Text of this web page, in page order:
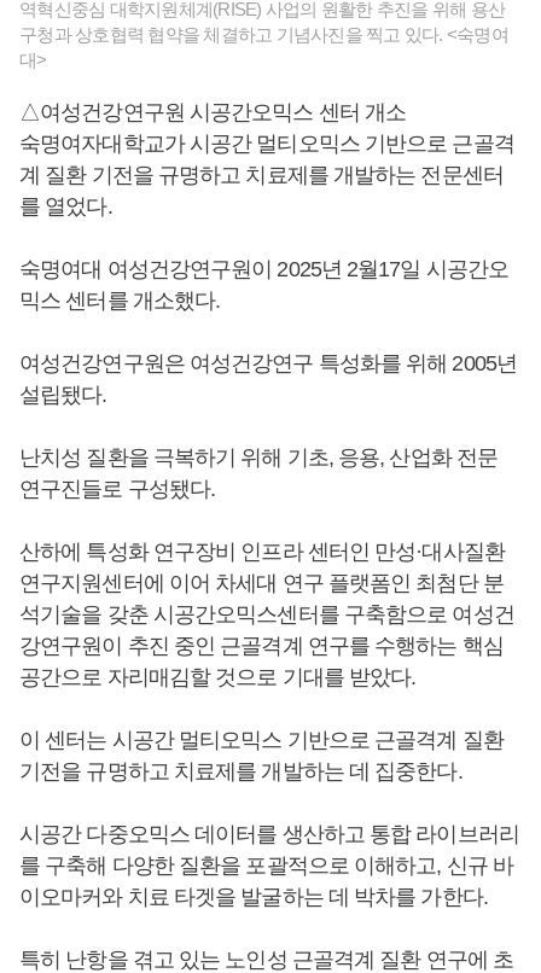
역혁신중심 대학지원체계(RISE) 사업의 원활한 추진을 위해 용산
구청과 상호협력 협약을 체결하고 기념사진을 찍고 있다. <숙명여
대>
△여성건강연구원 시공간오믹스 센터 개소
숙명여자대학교가 시공간 멀티오믹스 기반으로 근골격
계 질환 기전을 규명하고 치료제를 개발하는 전문센터
를 열었다.
숙명여대 여성건강연구원이 2025년 2월17일 시공간오
믹스 센터를 개소했다.
여성건강연구원은 여성건강연구 특성화를 위해 2005년
설립됐다.
난치성 질환을 극복하기 위해 기초, 응용, 산업화 전문
연구진들로 구성됐다.
산하에 특성화 연구장비 인프라 센터인 만성·대사질환
연구지원센터에 이어 차세대 연구 플랫폼인 최첨단 분
석기술을 갖춘 시공간오믹스센터를 구축함으로 여성건
강연구원이 추진 중인 근골격계 연구를 수행하는 핵심
공간으로 자리매김할 것으로 기대를 받았다.
이 센터는 시공간 멀티오믹스 기반으로 근골격계 질환
기전을 규명하고 치료제를 개발하는 데 집중한다.
시공간 다중오믹스 데이터를 생산하고 통합 라이브러리
를 구축해 다양한 질환을 포괄적으로 이해하고, 신규 바
이오마커와 치료 타겟을 발굴하는 데 박차를 가한다.
특히 난항을 겪고 있는 노인성 근골격계 질환 연구에 초